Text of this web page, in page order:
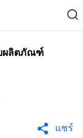
ผลิตภัณฑ์
แชร์